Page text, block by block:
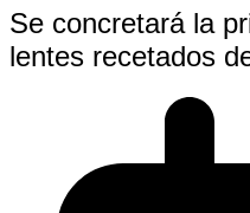
Se concretará la
lentes recetados